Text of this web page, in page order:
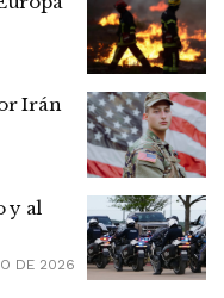
Irán
y al
DE 2026